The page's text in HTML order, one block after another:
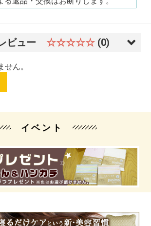
ビュー ☆☆☆☆☆ (0)
ん。
イベント